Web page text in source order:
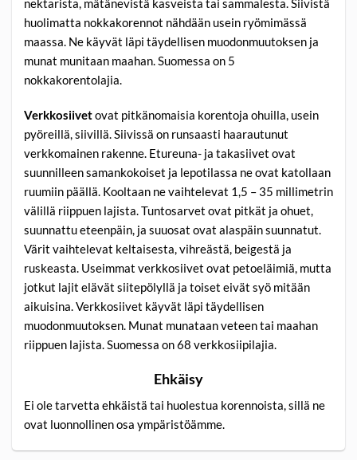
nektarista, mätänevistä kasveista tai sammalesta. Siivistä
huolimatta nokkakorennot nähdään usein ryömimässä
maassa. Ne käyvät läpi täydellisen muodonmuutoksen ja
munat munitaan maahan. Suomessa on 5
nokkakorentolajia.
Verkkosiivetovat pitkänomaisia korentoja ohuilla, usein
pyöreillä, siivillä. Siivissä on runsaasti haarautunut
verkkomainen rakenne. Etureuna- ja takasiivet ovat
suunnilleen samankokoiset ja lepotilassa ne ovat katollaan
ruumiin päällä. Kooltaan ne vaihtelevat 1,5 – 35 millimetrin
välillä riippuen lajista. Tuntosarvet ovat pitkät ja ohuet,
suunnattu eteenpäin, ja suuosat ovat alaspäin suunnatut.
Värit vaihtelevat keltaisesta, vihreästä, beigestä ja
ruskeasta. Useimmat verkkosiivet ovat petoeläimiä, mutta
jotkut lajit elävät siitepölyllä ja toiset eivät syö mitään
aikuisina. Verkkosiivet käyvät läpi täydellisen
muodonmuutoksen. Munat munataan veteen tai maahan
riippuen lajista. Suomessa on 68 verkkosiipilajia.
Ehkäisy
Ei ole tarvetta ehkäistä tai huolestua korennoista, sillä ne
ovat luonnollinen osa ympäristöämme.